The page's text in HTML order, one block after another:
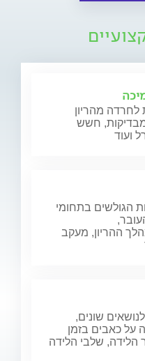
לחרדה מהריון
חשש
ועוד
הגולשים בתחומי
ההריון, מעקב
שונים,
על כאבים בזמן
הלידה, שלבי הלידה